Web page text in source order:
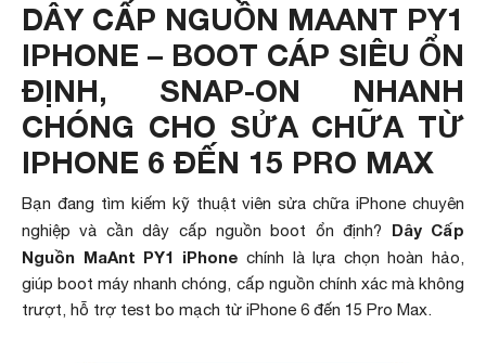
DÂY CẤP NGUỒN MAANT PY1
IPHONE – BOOT CÁP SIÊU ỔN
ĐỊNH, SNAP-ON NHANH
CHÓNG CHO SỬA CHỮA TỪ
IPHONE 6 ĐẾN 15 PRO MAX
Bạn đang tìm kiếm kỹ thuật viên sửa chữa iPhone chuyên
nghiệp và cần dây cấp nguồn boot ổn định? Dây Cấp
Nguồn MaAnt PY1 iPhone chính là lựa chọn hoàn hảo,
giúp boot máy nhanh chóng, cấp nguồn chính xác mà không
trượt, hỗ trợ test bo mạch từ iPhone 6 đến 15 Pro Max.